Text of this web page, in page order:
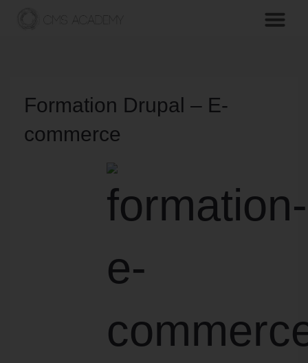
Formation Drupal – E-
commerce